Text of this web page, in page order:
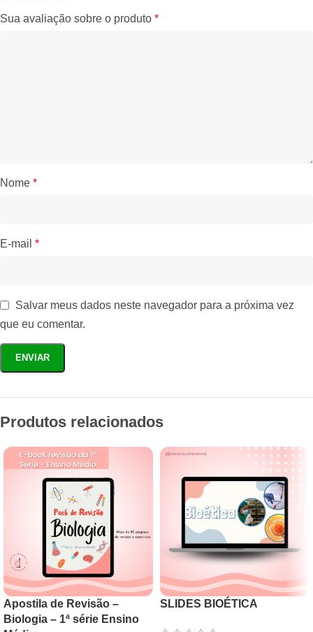
Sua avaliação sobre o produto *
Nome *
E-mail *
Salvar meus dados neste navegador para a próxima vez
que eu comentar.
Produtos relacionados
Apostila de Revisão –
Biologia – 1ª série Ensino
SLIDES BIOÉTICA